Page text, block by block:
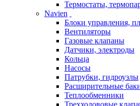
Термостаты,
Navien
Блоки управления,
Вентиляторы
Газовые клапаны
Датчики, электроды
Кольца
Насосы
Патрубки, гидроузлы
Расширительные
Теплообменники